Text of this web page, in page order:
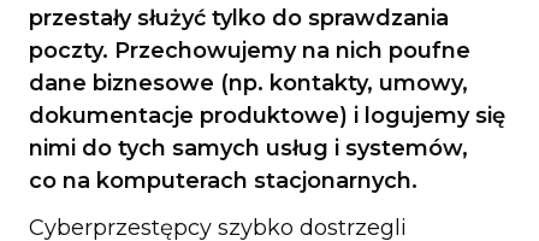
przestały służyć tylko do sprawdzania
poczty. Przechowujemy na nich poufne
dane biznesowe (np. kontakty, umowy,
dokumentacje produktowe) i logujemy się
nimi do tych samych usług i systemów,
co na komputerach stacjonarnych.
Cyberprzestępcy szybko dostrzegli